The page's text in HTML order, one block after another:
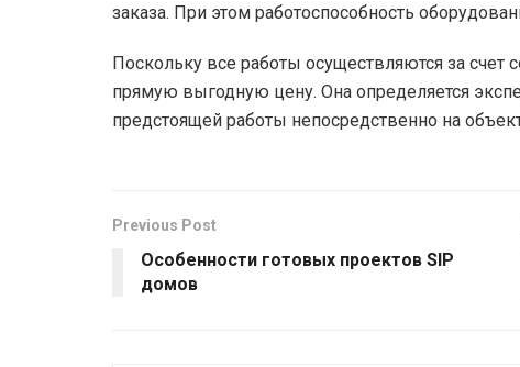
заказа. При этом работоспособность
Поскольку все работы осуществляются за счет
прямую выгодную цену. Она определяется
предстоящей работы непосредственно на
Previous Post
Особенности готовых проектов SIP
домов